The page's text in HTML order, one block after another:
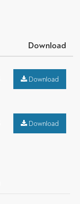
Download
Download
Download